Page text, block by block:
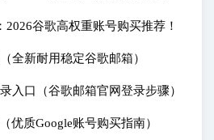
2026谷歌高权重账号购买推荐！
全新耐用稳定谷歌邮箱）
入口（谷歌邮箱官网登录步骤）
优质Google账号购买指南）